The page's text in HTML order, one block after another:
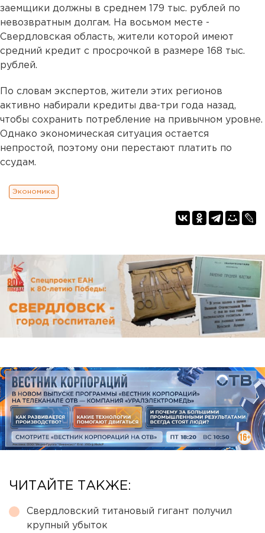
заемщики должны в среднем 179 тыс. рублей по
невозвратным долгам. На восьмом месте -
Свердловская область, жители которой имеют
средний кредит с просрочкой в размере 168 тыс.
рублей.
По словам экспертов, жители этих регионов
активно набирали кредиты два-три года назад,
чтобы сохранить потребление на привычном уровне.
Однако экономическая ситуация остается
непростой, поэтому они перестают платить по
ссудам.
Экономика
ЧИТАЙТЕ ТАКЖЕ:
Свердловский титановый гигант получил
крупный убыток